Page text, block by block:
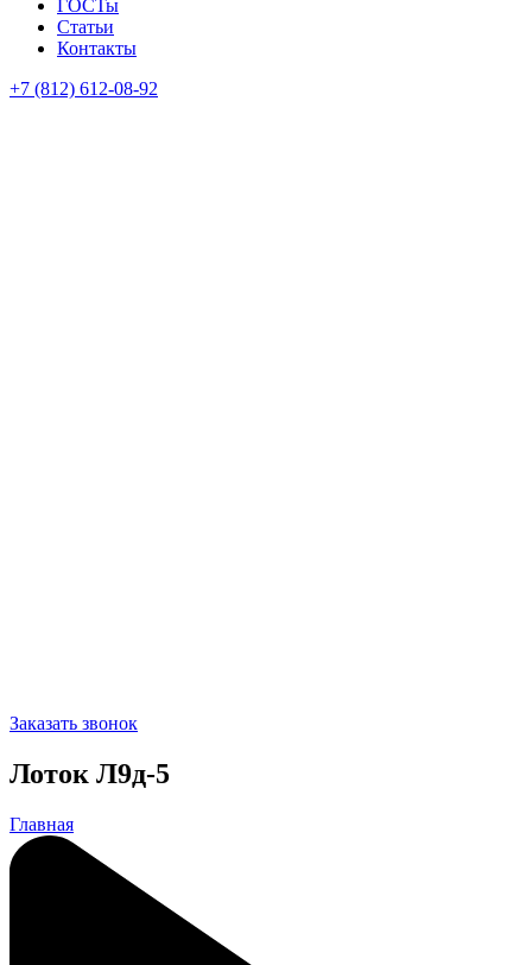
ГОСТы
Статьи
Контакты
+7 (812) 612-08-92
Заказать звонок
Лоток Л9д-5
Главная